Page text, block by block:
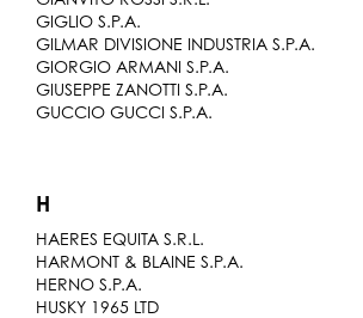
GIGLIO S.P.A.
GILMAR DIVISIONE INDUSTRIA S.P.A.
GIORGIO ARMANI S.P.A.
GIUSEPPE ZANOTTI S.P.A.
GUCCIO GUCCI S.P.A.
H
HAERES EQUITA S.R.L.
HARMONT & BLAINE S.P.A.
HERNO S.P.A.
HUSKY 1965 LTD